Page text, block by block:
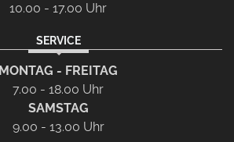
10.00 - 17.00 Uhr
SERVICE
MONTAG - FREITAG
7.00 - 18.00 Uhr
SAMSTAG
9.00 - 13.00 Uhr